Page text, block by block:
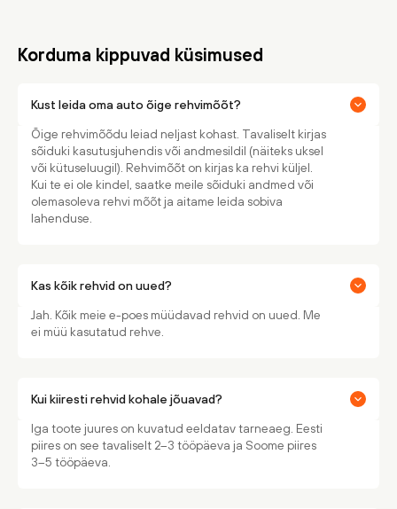
Korduma kippuvad küsimused
Kust leida oma auto õige rehvimõõt?
Õige rehvimõõdu leiad neljast kohast. Tavaliselt kirjas
sõiduki kasutusjuhendis või andmesildil (näiteks uksel
või kütuseluugil). Rehvimõõt on kirjas ka rehvi küljel.
Kui te ei ole kindel, saatke meile sõiduki andmed või
olemasoleva rehvi mõõt ja aitame leida sobiva
lahenduse.
Kas kõik rehvid on uued?
Jah. Kõik meie e-poes müüdavad rehvid on uued. Me
ei müü kasutatud rehve.
Kui kiiresti rehvid kohale jõuavad?
Iga toote juures on kuvatud eeldatav tarneaeg. Eesti
piires on see tavaliselt 2–3 tööpäeva ja Soome piires
3–5 tööpäeva.